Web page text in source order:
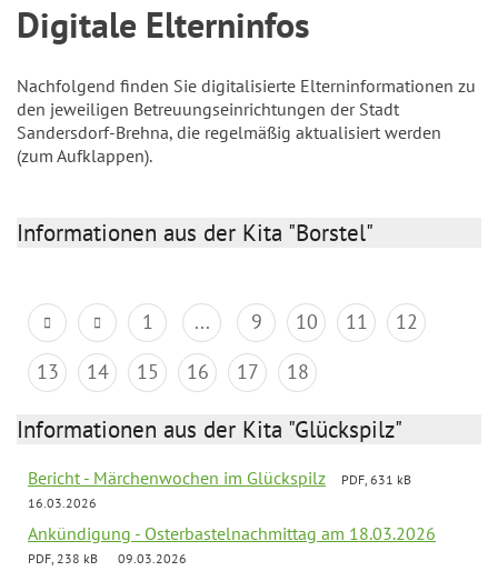
Digitale Elterninfos
Nachfolgend finden Sie digitalisierte Elterninformationen zu
den jeweiligen Betreuungseinrichtungen der Stadt
Sandersdorf-Brehna, die regelmäßig aktualisiert werden
(zum Aufklappen).
Informationen aus der Kita "Borstel"
1 ... 9 10 11
12
13
14 15 16 17 18
Informationen aus der Kita "Glückspilz"
Bericht - Märchenwochen im Glückspilz
PDF, 631 kB
16.03.2026
Ankündigung - Osterbastelnachmittag am 18.03.2026
PDF, 238 kB 09.03.2026